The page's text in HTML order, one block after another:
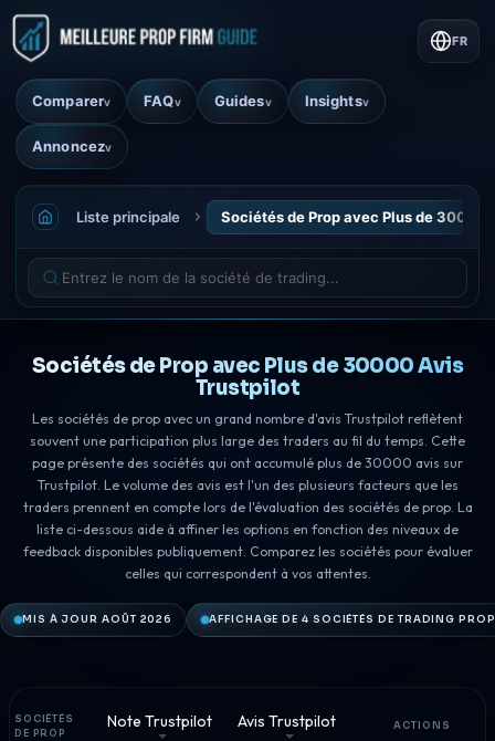
Comparerv FAQv Guidesv Insightsv
Annoncezv
FR
Liste principale Sociétés de Prop avec Plus de 30000
Sociétés de Prop avec Plus de 30000 Avis
Trustpilot
Les sociétés de prop avec un grand nombre d'avis Trustpilot reflètent
souvent une participation plus large des traders au fil du temps. Cette
page présente des sociétés qui ont accumulé plus de 30000 avis sur
Trustpilot. Le volume des avis est l'un des plusieurs facteurs que les
traders prennent en compte lors de l'évaluation des sociétés de prop. La
liste ci-dessous aide à affiner les options en fonction des niveaux de
feedback disponibles publiquement. Comparez les sociétés pour évaluer
celles qui correspondent à vos attentes.
MIS À JOUR AOÛT 2026 AFFICHAGE DE 4 SOCIÉTÉS DE TRADING PROP
SOCIÉTÉS
DE PROP
Note Trustpilot Avis Trustpilot ACTIONS